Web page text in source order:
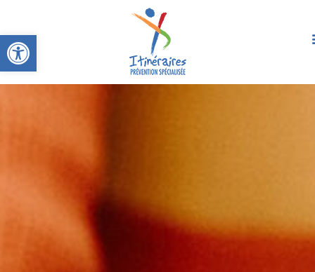
Ouvrir la barre d’outils